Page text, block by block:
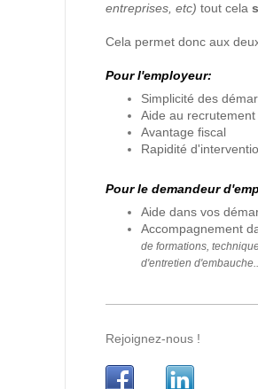
entreprises, etc) tout cela
Cela permet donc aux
Pour l'employeur:
Simplicité des
Aide au recrutement
Avantage fiscal
Rapidité
Pour le demandeur
Aide dans vos
Accompagnement
de formations,
d'entretien
Rejoignez-nous !